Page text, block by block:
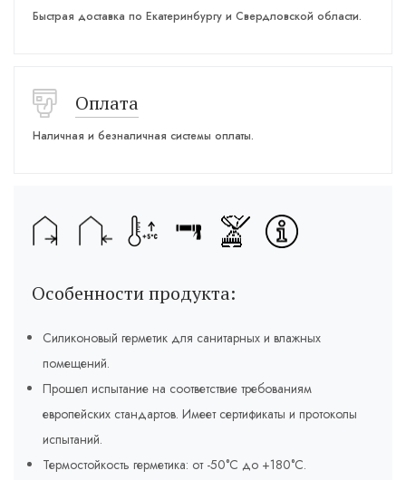
Быстрая доставка по Екатеринбургу и Свердловской области.
Оплата
Наличная и безналичная системы оплаты.
Особенности продукта:
Силиконовый герметик для санитарных и влажных
помещений.
Прошел испытание на соответствие требованиям
европейских стандартов. Имеет сертификаты и протоколы
испытаний.
Термостойкость герметика: от -50°C до +180°C.